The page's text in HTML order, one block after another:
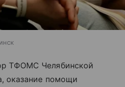
ТФОМС Челябинской
оказание помощи